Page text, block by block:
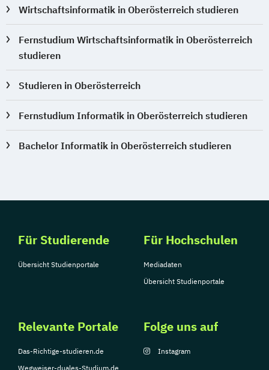
Wirtschaftsinformatik in Oberösterreich studieren
Fernstudium Wirtschaftsinformatik in Oberösterreich
studieren
Studieren in Oberösterreich
Fernstudium Informatik in Oberösterreich studieren
Bachelor Informatik in Oberösterreich studieren
Für Studierende
Übersicht Studienportale
Für Hochschulen
Mediadaten
Übersicht Studienportale
Relevante Portale
Das-Richtige-studieren.de
Wegweiser-duales-Studium.de
Folge uns auf
Instagram